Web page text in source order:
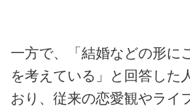
一方で、「結婚などの形に
を考えている」と回答した
おり、従来の恋愛観やライ